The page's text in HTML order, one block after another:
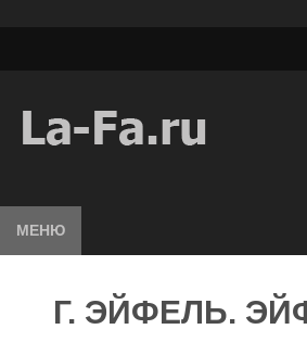
МЕНЮ
Г. ЭЙФЕЛЬ.